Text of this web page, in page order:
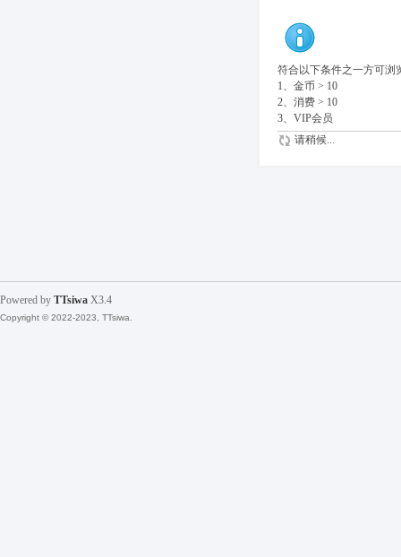
符合以下条件之一方可浏
1、金币 > 10
2、消费 > 10
3、VIP会员
请稍候...
Powered by TTsiwa X3.4
Copyright © 2022-2023, TTsiwa.